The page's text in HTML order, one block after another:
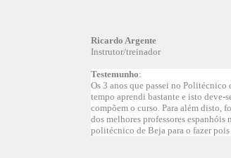
Ricardo Argente
Instrutor/treinador
Testemunho:
Os 3 anos que passei no
tempo aprendi bastante e isto deve-
compõem o curso. Para além disto,
dos melhores professores
politécnico de Beja para o fazer